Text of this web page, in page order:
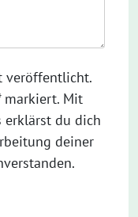
veröffentlicht.
markiert. Mit
erklärst du dich
deiner